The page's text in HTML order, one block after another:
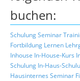
buchen:
SchulungSeminar
Fortbildung Lernen
Inhouse In-House-Kurs
Schulung In-Haus-
Hausinternes Seminar